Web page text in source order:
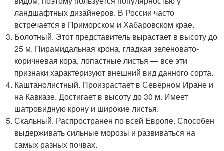
ландшафтных дизайнеров. В России часто
встречается в Приморском и Хабаровском крае.
Болотный. Этот представитель вырастает в высоту до
25 м. Пирамидальная крона, гладкая зеленовато-
коричневая кора, лопастные листья — все эти
признаки характеризуют внешний вид данного сорта.
Каштанолистный. Произрастает в Северном Иране и
на Кавказе. Достигает в высоту до 30 м. Имеет
шатровидную крону и широкие листья.
Скальный. Распространен по всей Европе. Способен
выдерживать сильные морозы и развиваться на
самых разных почвах.